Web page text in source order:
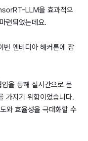
LLM을 효과적으
련되었는데요.
번 엔비디아 해커톤에 참
을 통해 실시간으로 문
가지기 위함이었습니다.
와 효율성을 극대화할 수